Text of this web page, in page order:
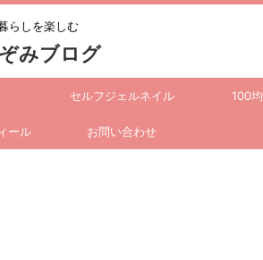
らしを楽しむ
みブログ
セルフジェルネイル 100
ール お問い合わせ